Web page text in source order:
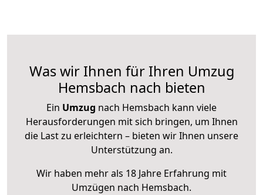
Was wir Ihnen für Ihren Umzug
Hemsbach nach bieten
Ein Umzug nach Hemsbach kann viele
Herausforderungen mit sich bringen, um Ihnen
die Last zu erleichtern – bieten wir Ihnen unsere
Unterstützung an.
Wir haben mehr als 18 Jahre Erfahrung mit
Umzügen nach Hemsbach.